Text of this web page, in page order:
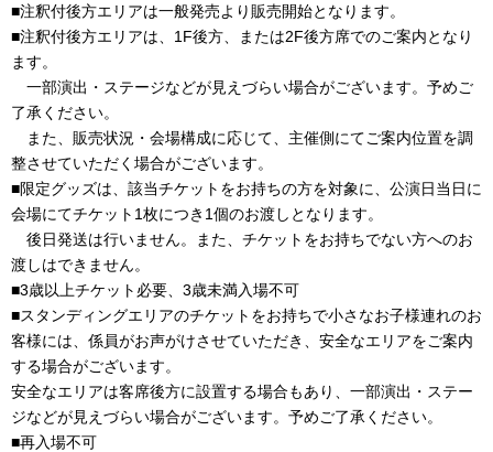
■注釈付後方エリアは一般発売より販売開始となります。
■注釈付後方エリアは、1F後方、または2F後方席でのご案内となり
ます。
一部演出・ステージなどが見えづらい場合がございます。予めご
了承ください。
また、販売状況・会場構成に応じて、主催側にてご案内位置を調
整させていただく場合がございます。
■限定グッズは、該当チケットをお持ちの方を対象に、公演日当日に
会場にてチケット1枚につき1個のお渡しとなります。
後日発送は行いません。また、チケットをお持ちでない方へのお
渡しはできません。
■3歳以上チケット必要、3歳未満入場不可
■スタンディングエリアのチケットをお持ちで小さなお子様連れのお
客様には、係員がお声がけさせていただき、安全なエリアをご案内
する場合がございます。
安全なエリアは客席後方に設置する場合もあり、一部演出・ステー
ジなどが見えづらい場合がございます。予めご了承ください。
■再入場不可